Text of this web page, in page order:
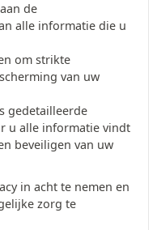
de
alle informatie die u
om strikte
van uw
gedetailleerde
u alle informatie vindt
beveiligen van uw
in acht te nemen en
zorg te